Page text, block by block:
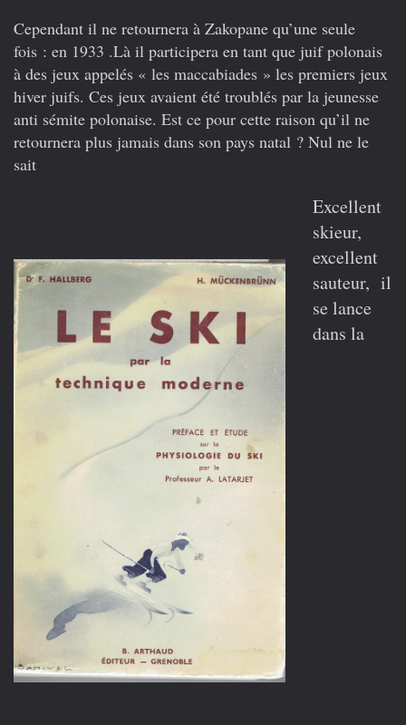
Cependant il ne retournera à Zakopane qu’une seule
fois : en 1933 .Là il participera en tant que juif polonais
à des jeux appelés « les maccabiades » les premiers jeux
hiver juifs. Ces jeux avaient été troublés par la jeunesse
anti sémite polonaise. Est ce pour cette raison qu’il ne
retournera plus jamais dans son pays natal ? Nul ne le
sait
Excellent
skieur,
excellent
sauteur, il
se lance
dans la